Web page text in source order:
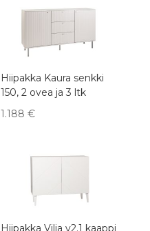
Hiipakka Kaura senkki
150, 2 ovea ja 3 ltk
1.188€
Hiipakka Vilja v2.1 kaappi